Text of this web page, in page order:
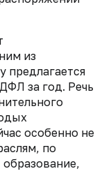
из
предлагается
за год. Речь
особенно не
по
образование,